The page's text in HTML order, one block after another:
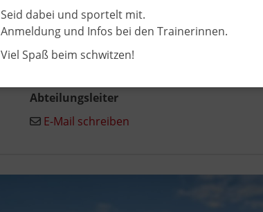
Bernd Kleideiter
Abteilungsleiter
E-Mail schreiben
Seid dabei und sportelt mit.
Anmeldung und Infos bei den Trainerinnen.
Viel Spaß beim schwitzen!